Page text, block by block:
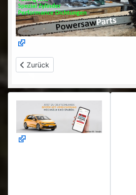
Vorheriger Beitrag: MG ZS EV -
Zurück